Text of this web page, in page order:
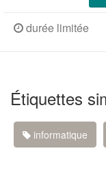
durée limitée
Étiquettes
informatique